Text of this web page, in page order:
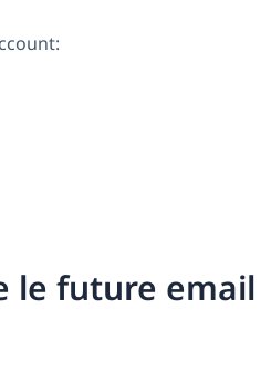
le future email